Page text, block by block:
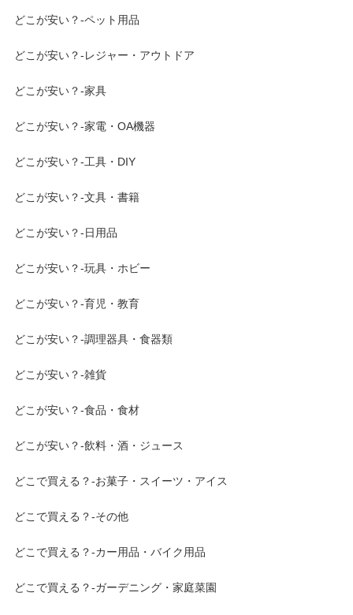
どこが安い？-ペット用品
どこが安い？-レジャー・アウトドア
どこが安い？-家具
どこが安い？-家電・OA機器
どこが安い？-工具・DIY
どこが安い？-文具・書籍
どこが安い？-日用品
どこが安い？-玩具・ホビー
どこが安い？-育児・教育
どこが安い？-調理器具・食器類
どこが安い？-雑貨
どこが安い？-食品・食材
どこが安い？-飲料・酒・ジュース
どこで買える？-お菓子・スイーツ・アイス
どこで買える？-その他
どこで買える？-カー用品・バイク用品
どこで買える？-ガーデニング・家庭菜園